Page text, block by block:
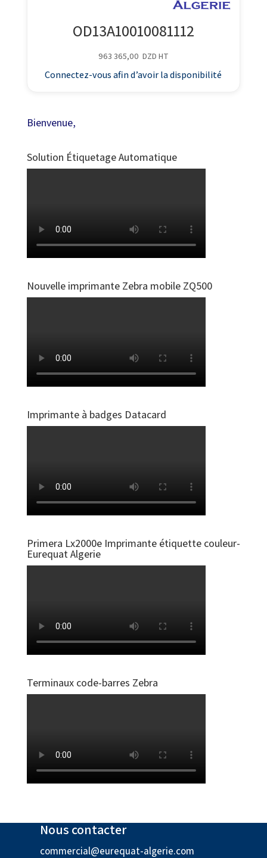
OD13A10010081112
963 365,00 DZD HT
Connectez-vous afin d’avoir la disponibilité
Bienvenue,
Solution Étiquetage Automatique
Nouvelle imprimante Zebra mobile ZQ500
Imprimante à badges Datacard
Primera Lx2000e Imprimante étiquette couleur-
Eurequat Algerie
Terminaux code-barres Zebra
Nous contacter
commercial@eurequat-algerie.com